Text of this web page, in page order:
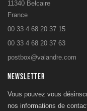
11340 Belcaire
France
00 33 4 68 20 37 15
00 33 4 68 20 37 63
postbox@valandre.com
NEWSLETTER
Vous pouvez vous
nos informations de